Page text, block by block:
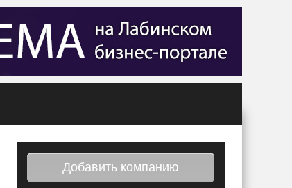
Добавить компанию